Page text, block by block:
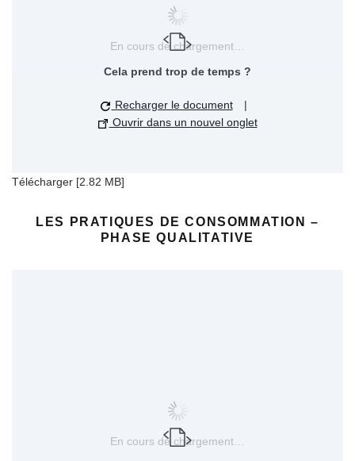
En cours de chargement…
Cela prend trop de temps ?
Recharger le document
|
Ouvrir dans un nouvel onglet
Télécharger [2.82 MB]
LES PRATIQUES DE CONSOMMATION –
PHASE QUALITATIVE
En cours de chargement…